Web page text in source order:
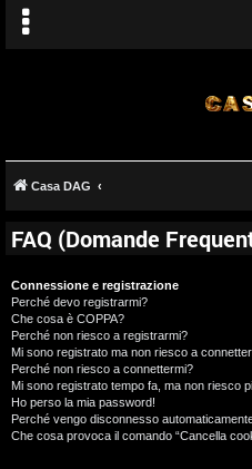
Casa DAG
FAQ (Domande
Connessione e registrazione
Perché devo registrarmi?
Che cosa è COPPA?
Perché non riesco a registrarmi?
Mi sono registrato ma non riesco a
Perché non riesco a connettermi?
Mi sono registrato tempo fa, ma non riesco
Ho perso la mia password!
Perché vengo disconnesso
Che cosa provoca il comando “Cancella